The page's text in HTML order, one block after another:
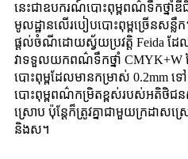
នេះ​ជា​ឧបករណ៍​បោះពុម្ព​ពណ៌​ទឹកថ្នាំ​
មូលដ្ឋាន​លើ​របៀប​បោះពុម្ព​ច្រើន​សន្
ផ្តល់ចំណីដោយស្វ័យប្រវត្តិ Feida ដែល
វាទទួលយកពណ៌ទឹកថ្នាំ CMYK+W
បោះពុម្ពដែលមានកម្រាស់ 0.2mm ទ
បោះពុម្ពពណ៌កម្រិតខ្ពស់របស់អតិថិជន
ស្រោប ប៉ុន្តែក៏ត្រូវគ្នាជាមួយក្រដាសស្
និងស។